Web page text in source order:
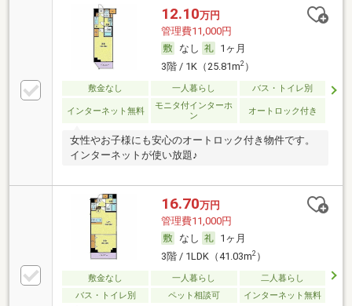
12.10万円
管理費11,000円
なし
1ヶ月
3階 / 1K（25.81m2）
敷金なし 一人暮らし バス・トイレ別
インターネット無料
モニタ付インターホ
ン
オートロック付き
女性やお子様にも安心のオートロック付き物件です。
インターネットが使い放題♪
16.70万円
管理費11,000円
なし
1ヶ月
3階 / 1LDK（41.03m2）
敷金なし 一人暮らし
二人暮らし
バス・トイレ別
ペット相談可 インターネット無料